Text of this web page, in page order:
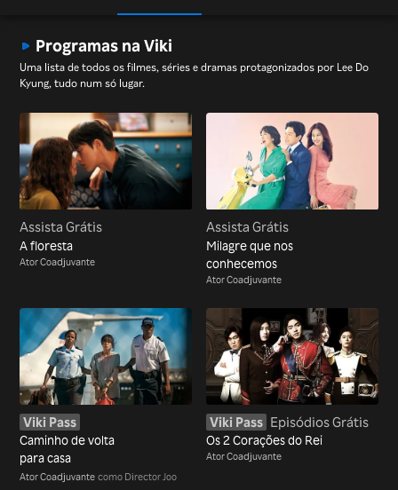
Programas na Viki
Uma lista de todos os filmes, séries e dramas protagonizados por Lee Do
Kyung, tudo num só lugar.
Assista Grátis
A floresta
Ator Coadjuvante
Assista Grátis
Milagre que nos
conhecemos
Ator Coadjuvante
Viki Pass
Caminho de volta
para casa
Ator Coadjuvante como Director Joo
Viki Pass Episódios Grátis
Os 2 Corações do Rei
Ator Coadjuvante